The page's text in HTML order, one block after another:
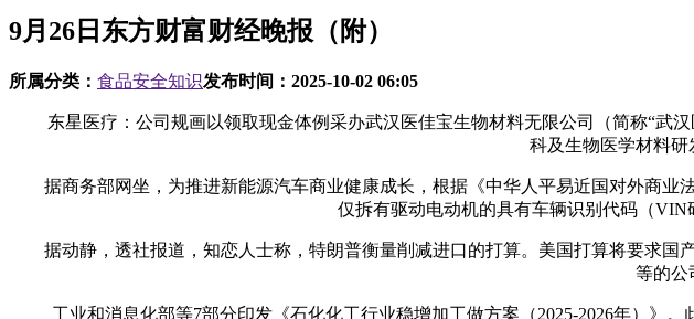
9月26日东方财富财经晚报（附）
所属分类： 食品安全知识发布时间： 2025-10-02 06:05
东星医疗：公司规画以领取现金体例采办武汉医佳宝生物材料无限公司（简称“武汉
科及生物医学材料研
据商务部网坐，为推进新能源汽车商业健康成长，根据《中华人平易近国对外商业
仅拆有驱动电动机的具有车辆识别代码（VIN
据动静，透社报道，知恋人士称，特朗普衡量削减进口的打算。美国打算将要求国
等的公
工业和消息化部等7部分印发《石化化工行业稳增加工做方案（2025-2026年）》。